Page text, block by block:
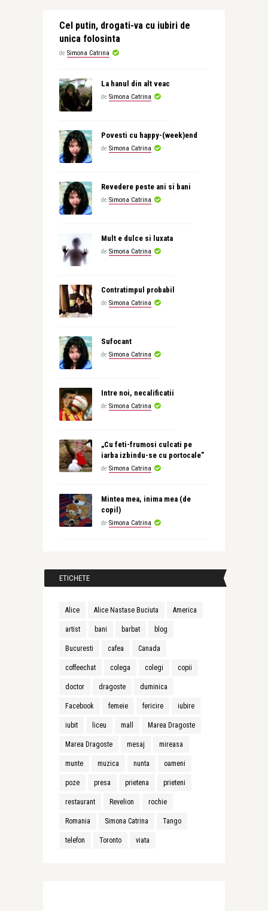
Cel putin, drogati-va cu iubiri de
unica folosinta
de Simona Catrina
La hanul din alt veac
de Simona Catrina
Povesti cu happy-(week)end
de Simona Catrina
Revedere peste ani si bani
de Simona Catrina
Mult e dulce si luxata
de Simona Catrina
Contratimpul probabil
de Simona Catrina
Sufocant
de Simona Catrina
Intre noi, necalificatii
de Simona Catrina
„Cu feti-frumosi culcati pe
iarba izbindu-se cu portocale”
de Simona Catrina
Mintea mea, inima mea (de
copil)
de Simona Catrina
ETICHETE
Alice Alice Nastase Buciuta America
artist bani barbat blog
Bucuresti cafea Canada
coffeechat colega colegi copii
doctor dragoste duminica
Facebook femeie fericire iubire
iubit liceu mall Marea Dragoste
Marea Dragoste mesaj mireasa
munte muzica nunta oameni
poze presa prietena prieteni
restaurant Revelion rochie
Romania Simona Catrina Tango
telefon Toronto viata